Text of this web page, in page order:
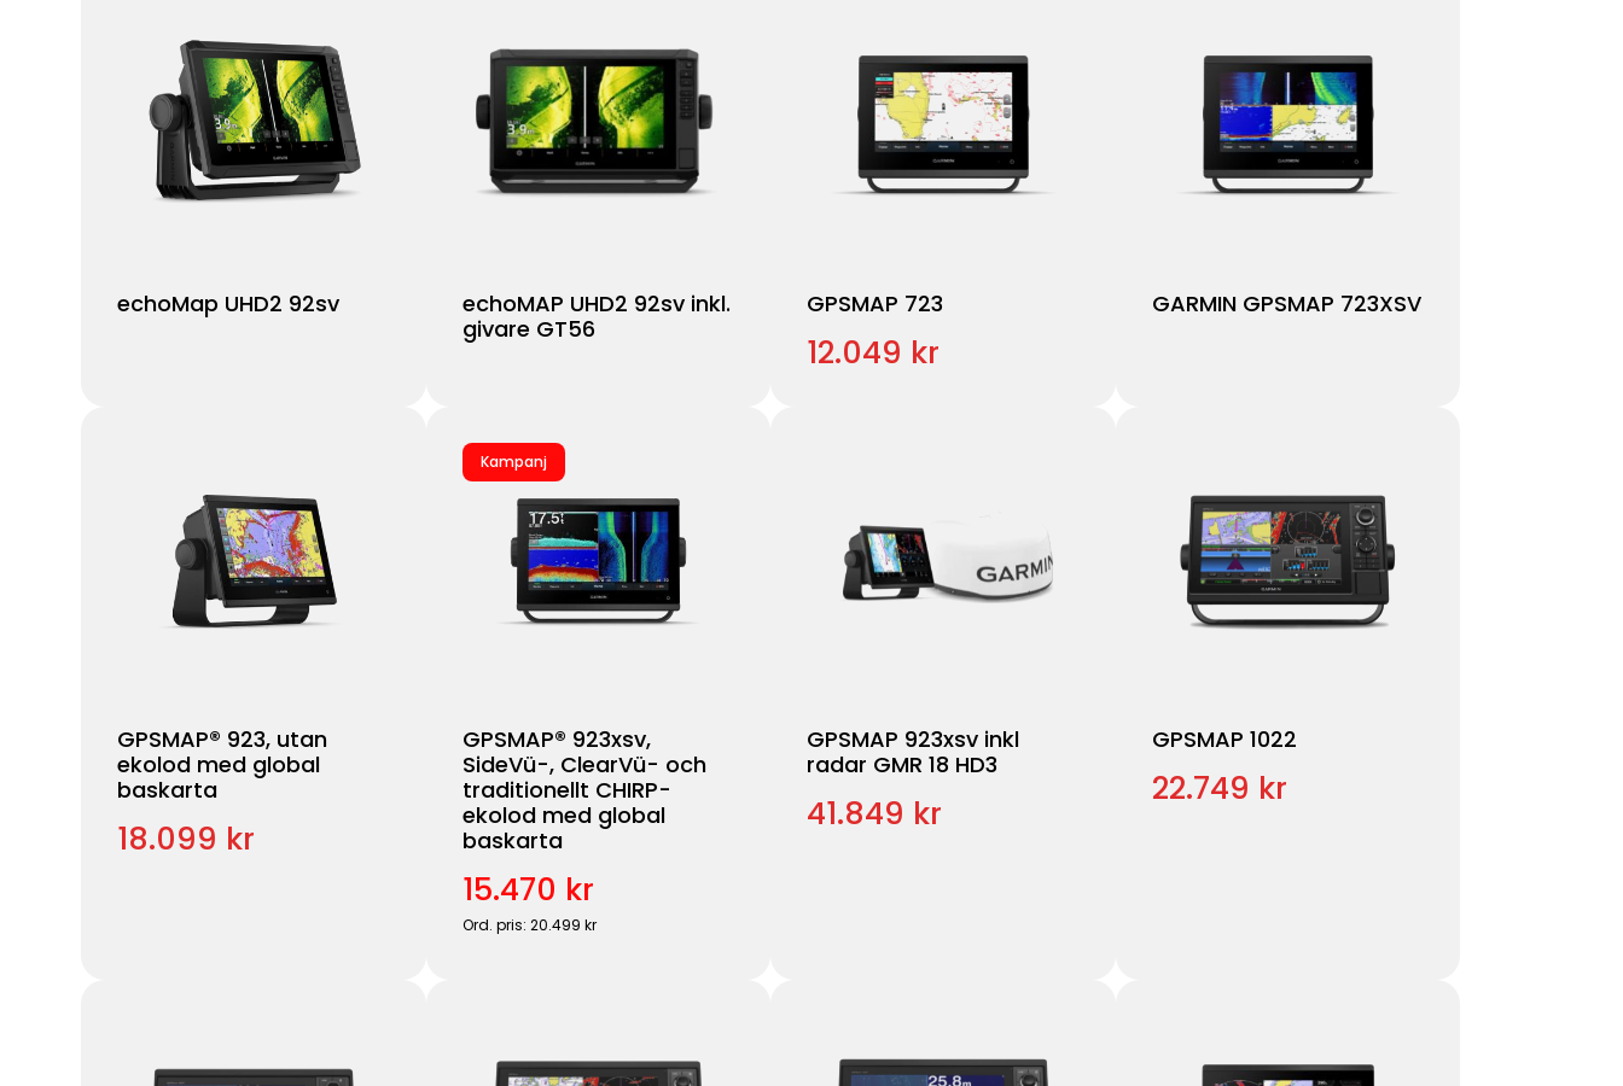
echoMap UHD2 92sv
echoMAP UHD2 92sv inkl.
givare GT56
GPSMAP 723
12.049 kr
GARMIN GPSMAP 723XSV
GPSMAP® 923, utan
ekolod med global
baskarta
18.099 kr
Kampanj
GPSMAP® 923xsv,
SideVü-, ClearVü- och
traditionellt CHIRP-
ekolod med global
baskarta
15.470 kr
Ord. pris: 20.499 kr
GPSMAP 923xsv inkl
radar GMR 18 HD3
41.849 kr
GPSMAP 1022
22.749 kr